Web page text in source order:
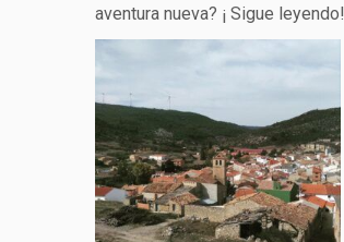
aventura nueva? ¡ Sigue leyendo!